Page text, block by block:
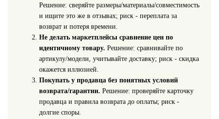
Решение: сверяйте размеры/материалы/совместимость
и ищите это же в отзывах; риск - переплата за
возврат и потеря времени.
Не делать маркетплейсы сравнение цен по
идентичному товару. Решение: сравнивайте по
артикулу/модели, учитывайте доставку; риск - скидка
окажется иллюзией.
Покупать у продавца без понятных условий
возврата/гарантии. Решение: проверяйте карточку
продавца и правила возврата до оплаты; риск -
долгие споры.